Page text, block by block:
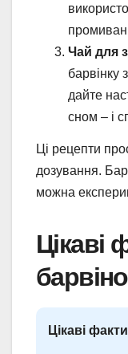
Чай для
барвінку
дайте
сном – і
Ці рецепти
дозування.
можна
Цікаві
Цікаві